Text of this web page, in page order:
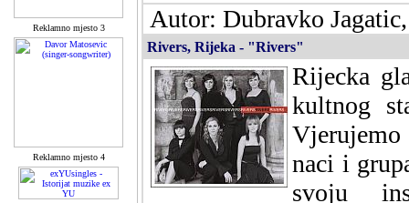
Reklamno mjesto 3
Reklamno mjesto 4
Autor: Dubravko
Rivers, Rijeka - "Rivers"
Rijecka
kultnog
naci i
svoju